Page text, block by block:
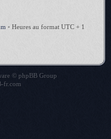
• Heures au format UTC + 1
© phpBB Group
fr.com